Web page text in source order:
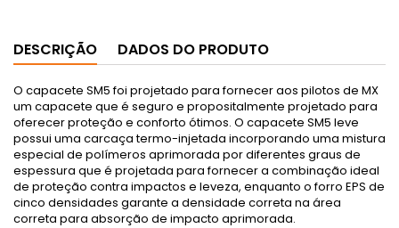
DESCRIÇÃO DADOS DO PRODUTO
O capacete SM5 foi projetado para fornecer aos pilotos de MX
um capacete que é seguro e propositalmente projetado para
oferecer proteção e conforto ótimos. O capacete SM5 leve
possui uma carcaça termo-injetada incorporando uma mistura
especial de polímeros aprimorada por diferentes graus de
espessura que é projetada para fornecer a combinação ideal
de proteção contra impactos e leveza, enquanto o forro EPS de
cinco densidades garante a densidade correta na área
correta para absorção de impacto aprimorada.